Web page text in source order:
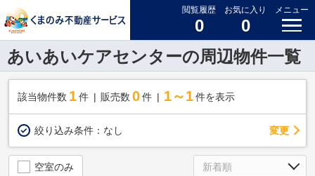
閲覧履歴
0
お気に入り
0
メニュー
あいあいケアセンターの周辺物件一覧
該当物件数 1件 販売数 0 件 1～1 件を表示
絞り込み条件： なし 変更
空室のみ